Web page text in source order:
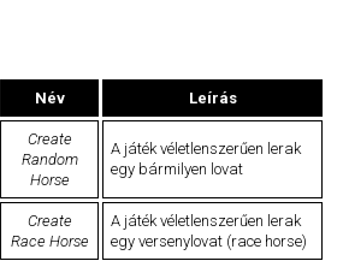
Név Leírás
Create
Random
Horse
A játék véletlenszerűen lerak
egy bármilyen lovat
Create
Race Horse
A játék véletlenszerűen lerak
egy versenylovat (race horse)